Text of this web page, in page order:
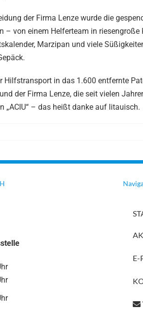
der Firma Lenze wurde die
– von einem Helferteam in riesengroße
Marzipan und viele
Hilfstransport in das 1.600 entfernte
der Firma Lenze, die seit vielen
„ACIU“ – das heißt danke auf litauisch.
E-